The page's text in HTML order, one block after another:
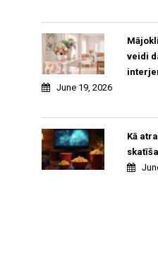
veidi
June 19, 2026
Kā